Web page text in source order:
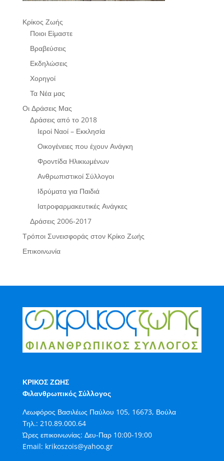
Κρίκος Ζωής
Ποιοι Είμαστε
Βραβεύσεις
Εκδηλώσεις
Χορηγοί
Τα Νέα μας
Οι Δράσεις Μας
Δράσεις από το 2018
Ιεροί Ναοί – Εκκλησία
Οικογένειες που έχουν Ανάγκη
Φροντίδα Ηλικιωμένων
Ανθρωπιστικοί Σύλλογοι
Ιδρύματα για Παιδιά
Ιατροφαρμακευτικές Ανάγκες
Δράσεις 2006-2017
Τρόποι Συνεισφοράς στον Κρίκο Ζωής
Επικοινωνία
ΚΡΙΚΟΣ ΖΩΗΣ
Φιλανθρωπικός Σύλλογος
Λεωφόρος Βασιλέως Παύλου 105, 16673, Βούλα
Τηλ.: 210.89.000.64
Ώρες επικοινωνίας: Δευ-Παρ 10:00-19:00
Email: krikoszois@yahoo.gr